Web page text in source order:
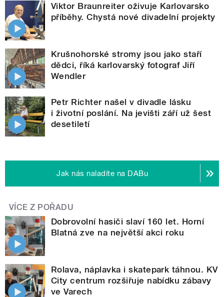
Viktor Braunreiter oživuje Karlovarsko
příběhy. Chystá nové divadelní projekty
Krušnohorské stromy jsou jako staří
dědci, říká karlovarský fotograf Jiří
Wendler
Petr Richter našel v divadle lásku
i životní poslání. Na jevišti září už šest
desetiletí
Jak nás naladíte na DABu
VÍCE Z POŘADU
Dobrovolní hasiči slaví 160 let. Horní
Blatná zve na největší akci roku
Rolava, náplavka i skatepark táhnou. KV
City centrum rozšiřuje nabídku zábavy
ve Varech